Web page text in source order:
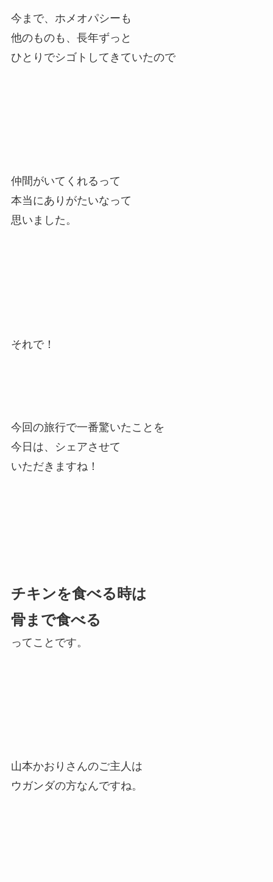
今まで、ホメオパシーも
他のものも、長年ずっと
ひとりでシゴトしてきていたので
仲間がいてくれるって
本当にありがたいなって
思いました。
それで！
今回の旅行で一番驚いたことを
今日は、シェアさせて
いただきますね！
チキンを食べる時は
骨まで食べる
ってことです。
山本かおりさんのご主人は
ウガンダの方なんですね。